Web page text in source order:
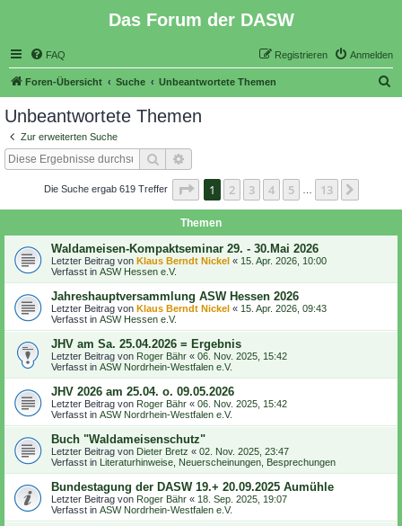
Das Forum der DASW
FAQ Anmelden
Registrieren
Foren-Übersicht Suche Unbeantwortete Themen
Unbeantwortete Themen
Zur erweiterten Suche
Suche
Die Suche ergab 619 Treffer Seite 1von 13
1 2 3 4 5 13
Themen
Waldameisen-Kompaktseminar 29. - 30.Mai 2026
Letzter Beitrag von Klaus Berndt Nickel « 15. Apr. 2026, 10:00
Verfasst in ASW Hessen e.V.
Jahreshauptversammlung ASW Hessen 2026
Letzter Beitrag von Klaus Berndt Nickel « 15. Apr. 2026, 09:43
Verfasst in ASW Hessen e.V.
JHV am Sa. 25.04.2026 = Ergebnis
Letzter Beitrag von Roger Bähr « 06. Nov. 2025, 15:42
Verfasst in ASW Nordrhein-Westfalen e.V.
JHV 2026 am 25.04. o. 09.05.2026
Letzter Beitrag von Roger Bähr « 06. Nov. 2025, 15:42
Verfasst in ASW Nordrhein-Westfalen e.V.
Buch "Waldameisenschutz"
Letzter Beitrag von Dieter Bretz « 02. Nov. 2025, 23:47
Verfasst in Literaturhinweise, Neuerscheinungen, Besprechungen
Bundestagung der DASW 19.+ 20.09.2025 Aumühle
Letzter Beitrag von Roger Bähr « 18. Sep. 2025, 19:07
Verfasst in ASW Nordrhein-Westfalen e.V.